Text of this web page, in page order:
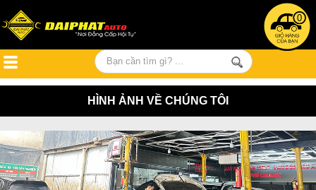
0
HÌNH ẢNH VỀ CHÚNG TÔI